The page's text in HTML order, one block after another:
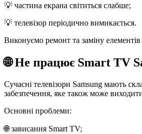
💡 частина екрана світиться слабше;
💡 телевізор періодично вимикається.
Виконуємо ремонт та заміну елементів
🌐 Не працює Smart TV
Сучасні телевізори Samsung мають
забезпечення, яке також може
Основні проблеми:
🌐 зависання Smart TV;